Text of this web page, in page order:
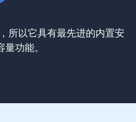
所以它具有最先进的内置安
功能。